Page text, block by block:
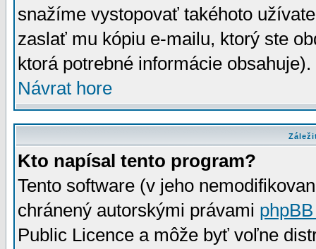
snažíme vystopovať takéhoto
zaslať mu kópiu e-mailu, ktorý ste
ktorá potrebné informácie
Návrat hore
Kto napísal tento program?
Tento software (v jeho
chránený autorskými právami
Public Licence a môže byť voľne